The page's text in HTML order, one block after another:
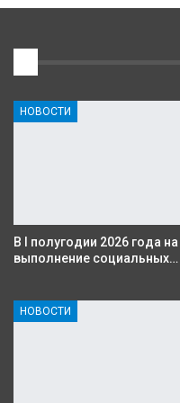
НОВОСТИ
В I полугодии 2026 года на
выполнение социальных…
НОВОСТИ